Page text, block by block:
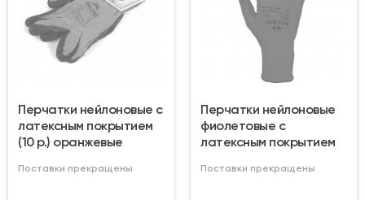
Перчатки нейлоновые с
латексным покрытием
(10 р.) оранжевые
Поставки прекращены
Перчатки нейлоновые
фиолетовые с
латексным покрытием
Поставки прекращены